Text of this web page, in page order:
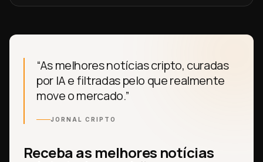
“As melhores notícias cripto, curadas
por IA e filtradas pelo que realmente
move o mercado.”
JORNAL CRIPTO
Receba as melhores notícias